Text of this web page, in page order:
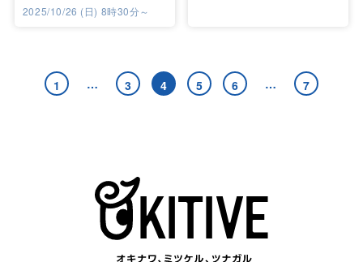
2025/10/26 (日) 8時30分～
1 … 3 4 5 6 … 7